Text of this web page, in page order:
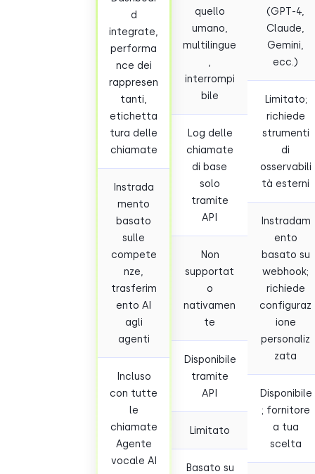
d
integrate,
performa
nce dei
rappresen
tanti,
etichetta
tura delle
chiamate
Instrada
mento
basato
sulle
compete
nze,
trasferim
ento AI
agli
agenti
Incluso
con tutte
le
chiamate
Agente
vocale AI
quello
umano,
multilingue
interrompi
bile
Log delle
chiamate
di base
solo
tramite
API
Non
supportat
o
nativamen
te
Disponibile
tramite
API
Limitato
Basato su
(GPT-4,
Claude,
Gemini,
ecc.)
Limitato;
richiede
strumenti
di
osservabili
tà esterni
Instradam
ento
basato su
webhook;
richiede
configuraz
ione
personaliz
zata
Disponibile
; fornitore
a tua
scelta